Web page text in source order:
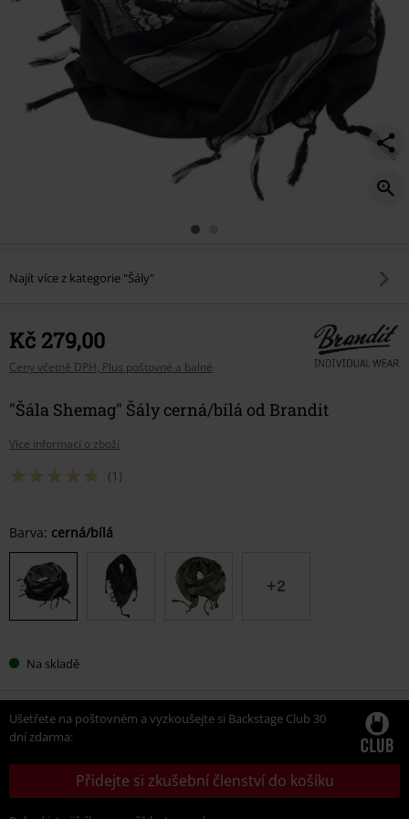
Najít více z kategorie "Šály"
Kč 279,00
Ceny včetně DPH, Plus poštovné a balné
"Šála Shemag" Šály cerná/bílá od Brandit
Více informací o zboží
(1)
Vyberte
si
velikost
Barva: cerná/bílá
+2
Na skladě
Ušetřete na poštovném a vyzkoušejte si Backstage Club 30
dní zdarma:
Přidejte si zkušební členství do košíku